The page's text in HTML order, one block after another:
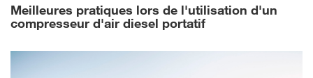
Meilleures pratiques lors de l'utilisation d'un
compresseur d'air diesel portatif